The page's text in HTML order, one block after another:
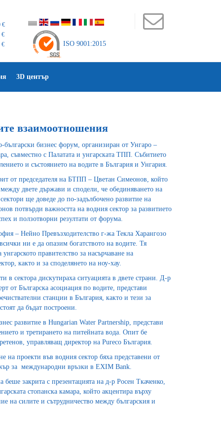
€
€
€
ISO 9001:2015
3D център
взаимоотношения
бизнес форум, организиран от Унгаро –
съвместно с Палатата и унгарската ТПП. Събитието
и състоянието на водите в България и Унгария.
от председателя на БТПП – Цветан Симеонов, който
двете държави и сподели, че обединяването на
ще доведе до по-задълбочено развитие на
потвърди важността на водния сектор за развитието
и ползотворни резултати от форума.
– Нейно Превъзходителство г-жа Текла Харангозо
ни е да опазим богатството на водите. Тя
правителство за насърчаване на
както и за споделянето на ноу-хау.
в сектора дискутираха ситуацията в двете страни. Д-р
от Българска асоциация по водите, представи
станции в България, както и тези за
да бъдат построени.
развитие в Hungarian Water Partnership, представи
и третирането на питейната вода. Опит бе
управляващ директор на Pureco България.
на проекти във водния сектор бяха представени от
за международни връзки в EXIM Bank.
закрита с презентацията на д-р Росен Ткаченко,
стопанска камара, който акцентира върху
на силите и сътрудничество между българския и